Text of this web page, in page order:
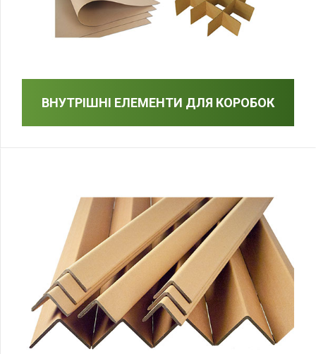
ВНУТРІШНІ ЕЛЕМЕНТИ ДЛЯ КОРОБОК